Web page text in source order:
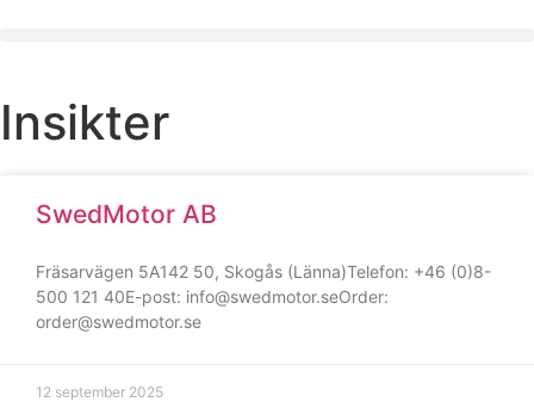
Insikter
SwedMotor AB
Fräsarvägen 5A142 50, Skogås (Länna)Telefon: +46 (0)8-
500 121 40E-post: info@swedmotor.seOrder:
order@swedmotor.se
12 september 2025